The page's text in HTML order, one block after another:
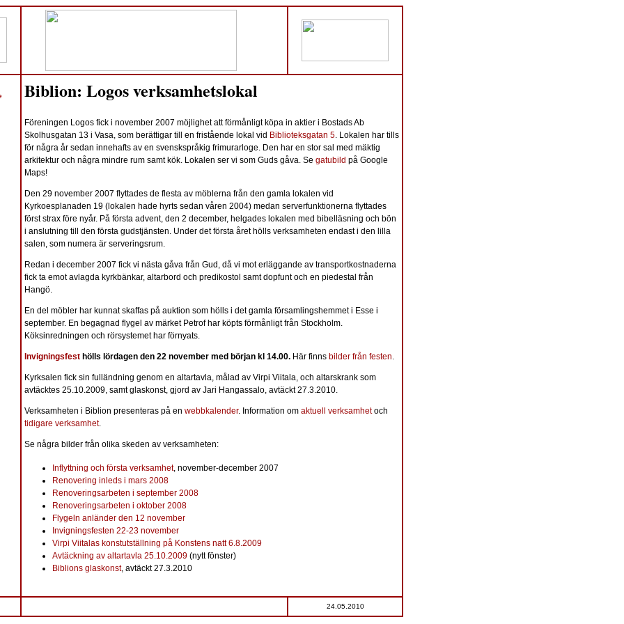
Biblion: Logos verksamhetslokal
Föreningen Logos fick i november 2007 möjlighet att förmånligt köpa in aktier i Bostads Ab
Skolhusgatan 13 i Vasa, som berättigar till en fristående lokal vid Biblioteksgatan 5. Lokalen har tills
för några år sedan innehafts av en svenskspråkig frimurarloge. Den har en stor sal med mäktig
arkitektur och några mindre rum samt kök. Lokalen ser vi som Guds gåva. Se gatubild på Google
Maps!
Den 29 november 2007 flyttades de flesta av möblerna från den gamla lokalen vid
Kyrkoesplanaden 19 (lokalen hade hyrts sedan våren 2004) medan serverfunktionerna flyttades
först strax före nyår. På första advent, den 2 december, helgades lokalen med bibelläsning och bön
i anslutning till den första gudstjänsten. Under det första året hölls verksamheten endast i den lilla
salen, som numera är serveringsrum.
Redan i december 2007 fick vi nästa gåva från Gud, då vi mot erläggande av transportkostnaderna
fick ta emot avlagda kyrkbänkar, altarbord och predikostol samt dopfunt och en piedestal från
Hangö.
En del möbler har kunnat skaffas på auktion som hölls i det gamla församlingshemmet i Esse i
september. En begagnad flygel av märket Petrof har köpts förmånligt från Stockholm.
Köksinredningen och rörsystemet har förnyats.
Invigningsfest hölls lördagen den 22 november med början kl 14.00. Här finns bilder från festen.
Kyrksalen fick sin fulländning genom en altartavla, målad av Virpi Viitala, och altarskrank som
avtäcktes 25.10.2009, samt glaskonst, gjord av Jari Hangassalo, avtäckt 27.3.2010.
Verksamheten i Biblion presenteras på en webbkalender. Information om aktuell verksamhetoch
tidigare verksamhet.
Se några bilder från olika skeden av verksamheten:
Inflyttning och första verksamhet, november-december 2007
Renovering inleds i mars 2008
Renoveringsarbeten i september 2008
Renoveringsarbeten i oktober 2008
Flygeln anländer den 12 november
Invigningsfesten 22-23 november
Virpi Viitalas konstutställning på Konstens natt 6.8.2009
Avtäckning av altartavla 25.10.2009 (nytt fönster)
Biblions glaskonst, avtäckt 27.3.2010
24.05.2010